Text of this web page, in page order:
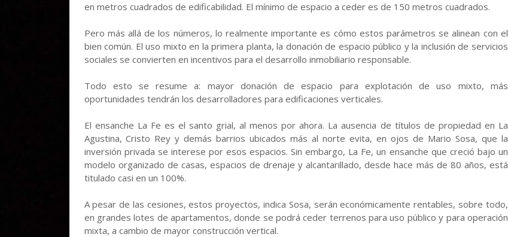
en metros cuadrados de edificabilidad. El mínimo de espacio a ceder es de 150 metros cuadrados.
Pero más allá de los números, lo realmente importante es cómo estos parámetros se alinean con el
bien común. El uso mixto en la primera planta, la donación de espacio público y la inclusión de servicios
sociales se convierten en incentivos para el desarrollo inmobiliario responsable.
Todo esto se resume a: mayor donación de espacio para explotación de uso mixto, más
oportunidades tendrán los desarrolladores para edificaciones verticales.
El ensanche La Fe es el santo grial, al menos por ahora. La ausencia de títulos de propiedad en La
Agustina, Cristo Rey y demás barrios ubicados más al norte evita, en ojos de Mario Sosa, que la
inversión privada se interese por esos espacios. Sin embargo, La Fe, un ensanche que creció bajo un
modelo organizado de casas, espacios de drenaje y alcantarillado, desde hace más de 80 años, está
titulado casi en un 100%.
A pesar de las cesiones, estos proyectos, indica Sosa, serán económicamente rentables, sobre todo,
en grandes lotes de apartamentos, donde se podrá ceder terrenos para uso público y para operación
mixta, a cambio de mayor construcción vertical.